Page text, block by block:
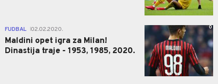
FUDBAL 02.02.2020.
Maldini opet igra za Milan!
Dinastija traje - 1953, 1985, 2020.
0